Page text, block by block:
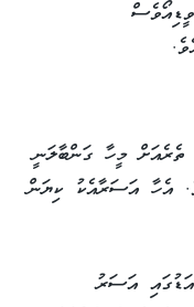
މީހާ ގަންބާލަނީ
އެހާ އަސަރާއެކު ކިޔަން
އަސަރު